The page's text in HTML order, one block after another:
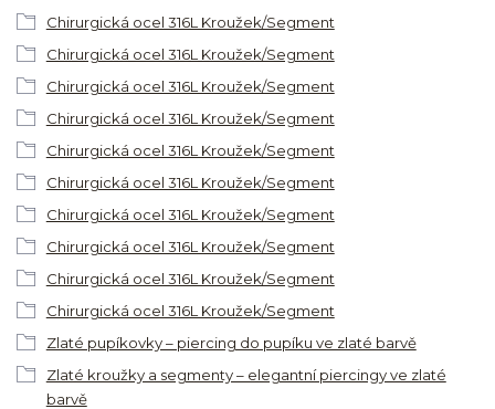
Chirurgická ocel 316L Kroužek/Segment
Chirurgická ocel 316L Kroužek/Segment
Chirurgická ocel 316L Kroužek/Segment
Chirurgická ocel 316L Kroužek/Segment
Chirurgická ocel 316L Kroužek/Segment
Chirurgická ocel 316L Kroužek/Segment
Chirurgická ocel 316L Kroužek/Segment
Chirurgická ocel 316L Kroužek/Segment
Chirurgická ocel 316L Kroužek/Segment
Chirurgická ocel 316L Kroužek/Segment
Zlaté pupíkovky – piercing do pupíku ve zlaté barvě
Zlaté kroužky a segmenty – elegantní piercingy ve zlaté
barvě